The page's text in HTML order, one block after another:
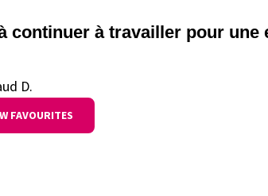
continuer à travailler pour une
D.
FAVOURITES